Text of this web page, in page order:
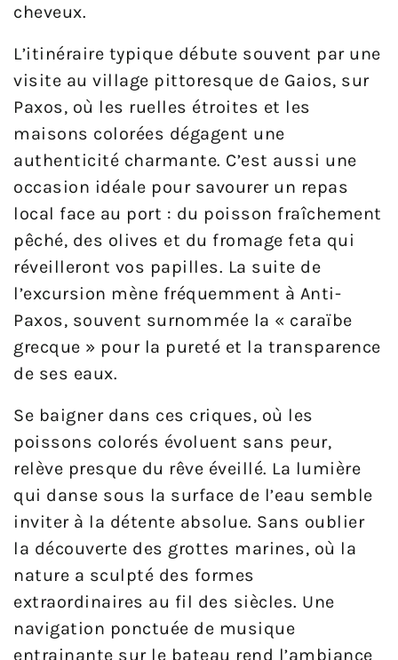
cheveux.
L’itinéraire typique débute souvent par une
visite au village pittoresque de Gaios, sur
Paxos, où les ruelles étroites et les
maisons colorées dégagent une
authenticité charmante. C’est aussi une
occasion idéale pour savourer un repas
local face au port : du poisson fraîchement
pêché, des olives et du fromage feta qui
réveilleront vos papilles. La suite de
l’excursion mène fréquemment à Anti-
Paxos, souvent surnommée la « caraïbe
grecque » pour la pureté et la transparence
de ses eaux.
Se baigner dans ces criques, où les
poissons colorés évoluent sans peur,
relève presque du rêve éveillé. La lumière
qui danse sous la surface de l’eau semble
inviter à la détente absolue. Sans oublier
la découverte des grottes marines, où la
nature a sculpté des formes
extraordinaires au fil des siècles. Une
navigation ponctuée de musique
entrainante sur le bateau rend l’ambiance